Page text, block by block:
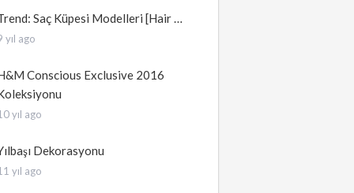
Saç Küpesi Modelleri [Hair …
yıl ago
Conscious Exclusive 2016
yıl ago
Dekorasyonu
yıl ago